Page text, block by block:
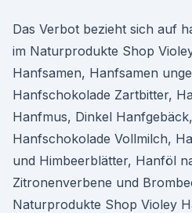
Das Verbot bezieht sich auf
im Naturprodukte Shop
Hanfsamen, Hanfsamen
Hanfschokolade Zartbitter,
Hanfmus, Dinkel
Hanfschokolade Vollmilch,
und Himbeerblätter, Hanföl
Zitronenverbene und
Naturprodukte Shop Violey